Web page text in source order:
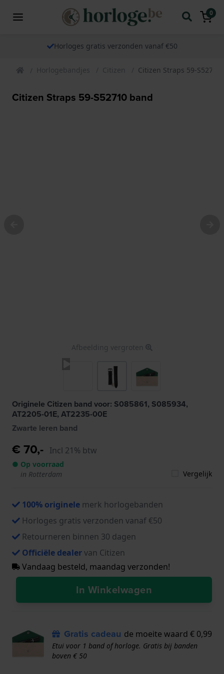
0
Horloges gratis verzonden vanaf €50
Horlogebandjes Citizen Citizen Straps 59-S52710
Citizen Straps 59-S52710 band
Afbeelding vergroten
Originele Citizen band voor: S085861, S085934,
AT2205-01E, AT2235-00E
Zwarte leren band
€ 70,- Incl 21% btw
● Op voorraad
in Rotterdam
Vergelijk
100% originele merk horlogebanden
Horloges gratis verzonden vanaf €50
Retourneren binnen 30 dagen
Officiële dealervan Citizen
Vandaag besteld, maandag verzonden!
In Winkelwagen
Gratis cadeau de moeite waard € 0,99
Etui voor 1 band of horloge. Gratis bij banden
boven € 50